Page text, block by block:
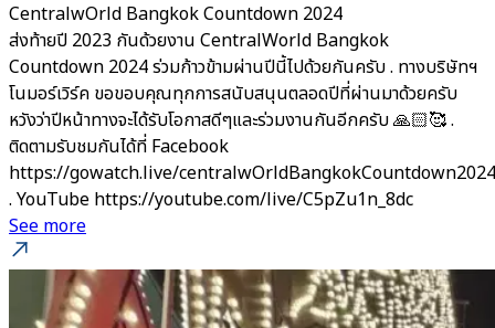
CentralwOrld Bangkok Countdown 2024
ส่งท้ายปี 2023 กันด้วยงาน CentralWorld Bangkok
Countdown 2024 ร่วมก้าวข้ามผ่านปีนี้ไปด้วยกันครับ . ทางบริษัทฯ
โนมอร์เวิร์ค ขอขอบคุณทุกการสนับสนุนตลอดปีที่ผ่านมาด้วยครับ
หวังว่าปีหน้าทางจะได้รับโอกาสดีๆและร่วมงานกันอีกครับ 🙏🏻🥰 .
ติดตามรับชมกันได้ที่ Facebook
https://gowatch.live/centralwOrldBangkokCountdown2024
. YouTube https://youtube.com/live/C5pZu1n_8dc
See more